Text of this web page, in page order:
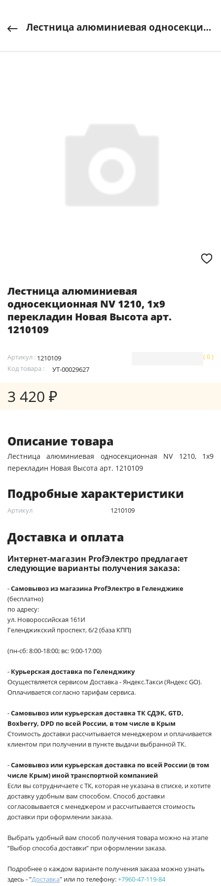
Лестница алюминиевая односекционная NV 1210, 1х9 перекладин Новая Высота арт. 1210109
Лестница алюминиевая
односекционная NV 1210, 1х9
перекладин Новая Высота арт.
1210109
Артикул : 1210109
Код товара :
УТ-00029627
( 0 )
3 420 ₽
Описание товара
Лестница алюминиевая односекционная NV 1210, 1х9
перекладин Новая Высота арт. 1210109
Подробные характеристики
Артикул 1210109
Доставка и оплата
Интернет-магазин ProfЭлектро предлагает
следующие варианты получения заказа:
-Самовывоз из магазина ProfЭлектро в Геленджике
(бесплатно)
по адресу:
ул. Новороссийская 161И
Геленджикский проспект, 6/2 (база КПП)
(пн-сб: 8:00-18:00; вс: 9:00-17:00)
- Курьерская доставка по Геленджику
Осуществляется сервисом Доставка - Яндекс.Такси (Яндекс GO).
Оплачивается согласно тарифам сервиса.
-Самовывоз или курьерская доставка ТК СДЭК, GTD,
Boxberry, DPD по всей России, в том числе в Крым
Стоимость доставки рассчитывается менеджером и оплачивается
клиентом при получении в пункте выдачи выбранной ТК.
-Самовывоз или курьерская доставка по всей России (в том
числе Крым) иной транспортной компанией
Если вы сотрудничаете с ТК, которая не указана в списке, и хотите
доставку удобным вам способом. Способ доставки
согласовывается с менеджером и рассчитывается стоимость
доставки при оформлении заказа.
Выбрать удобный вам способ получения товара можно на этапе
“Выбор способа доставки” при оформлении заказа.
Подробнее о каждом варианте получения заказа можно узнать
здесь - "Доставка" или по телефону:+7960-47-119-84